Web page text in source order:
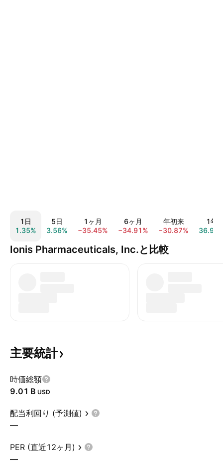
1日
1.35%
5日
3.56%
1ヶ月
−35.45%
6ヶ月
−34.91%
年初来
−30.87%
1年
Ionis Pharmaceuticals, Inc.と比較
主要統計
時価総額
‪9.01 B‬ USD
配当利回り (予測値)
—
PER (直近12ヶ月)
—